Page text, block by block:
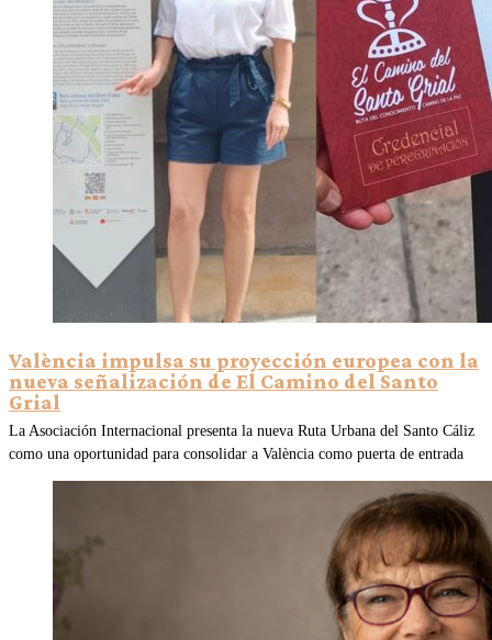
València impulsa su proyección europea con la
nueva señalización de El Camino del Santo
Grial
La Asociación Internacional presenta la nueva Ruta Urbana del Santo Cáliz
como una oportunidad para consolidar a València como puerta de entrada